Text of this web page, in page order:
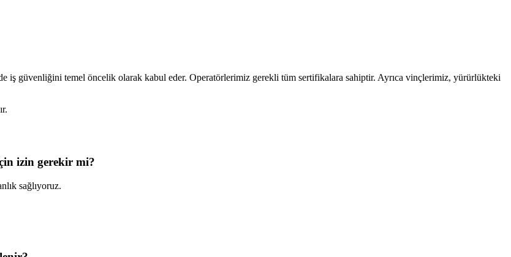
iş güvenliğini temel öncelik olarak kabul eder. Operatörlerimiz gerekli tüm sertifikalara sahiptir. Ayrıca vinçlerimiz, yürürlükteki
izin gerekir mi?
sağlıyoruz.